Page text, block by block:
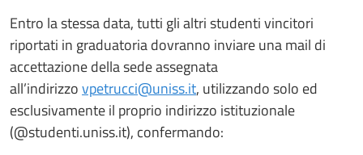
Entro la stessa data, tutti gli altri studenti vincitori
riportati in graduatoria dovranno inviare una mail di
accettazione della sede assegnata
all’indirizzovpetrucci@uniss.it, utilizzando solo ed
esclusivamente il proprio indirizzo istituzionale
(@studenti.uniss.it), confermando: